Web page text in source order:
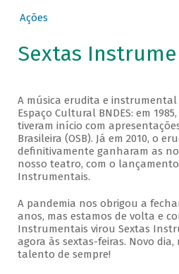
Ações
Sextas
A música erudita e
Espaço Cultural BNDES: em
tiveram início com
Brasileira (OSB). Já em 2010, o
definitivamente ganharam as
nosso teatro, com o
Instrumentais.
A pandemia nos obrigou a
anos, mas estamos de volta e
Instrumentais virou Sextas
agora às sextas-feiras. Novo
talento de sempre!